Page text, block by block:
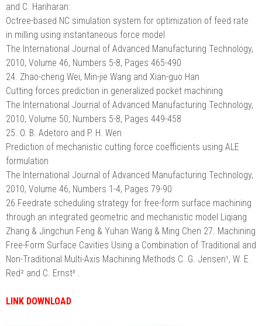
and C. Hariharan:
Octree-based NC simulation system for optimization of feed rate
in milling using instantaneous force model
The International Journal of Advanced Manufacturing Technology,
2010, Volume 46, Numbers 5-8, Pages 465-490
24. Zhao-cheng Wei, Min-jie Wang and Xian-guo Han
Cutting forces prediction in generalized pocket machining
The International Journal of Advanced Manufacturing Technology,
2010, Volume 50, Numbers 5-8, Pages 449-458
25. O. B. Adetoro and P. H. Wen
Prediction of mechanistic cutting force coefficients using ALE
formulation
The International Journal of Advanced Manufacturing Technology,
2010, Volume 46, Numbers 1-4, Pages 79-90
26.Feedrate scheduling strategy for free-form surface machining
through an integrated geometric and mechanistic model Liqiang
Zhang & Jingchun Feng & Yuhan Wang & Ming Chen 27. Machining
Free-Form Surface Cavities Using a Combination of Traditional and
Non-Traditional Multi-Axis Machining Methods C. G. Jensen¹, W. E.
Red² and C. Ernst³ .
LINK DOWNLOAD